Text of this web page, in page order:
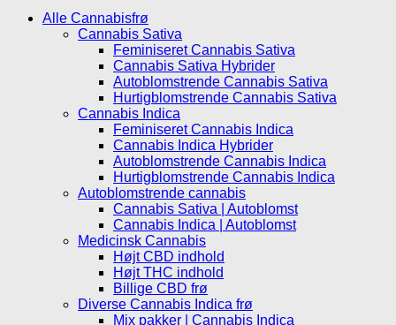
Alle Cannabisfrø
Cannabis Sativa
Feminiseret Cannabis Sativa
Cannabis Sativa Hybrider
Autoblomstrende Cannabis Sativa
Hurtigblomstrende Cannabis Sativa
Cannabis Indica
Feminiseret Cannabis Indica
Cannabis Indica Hybrider
Autoblomstrende Cannabis Indica
Hurtigblomstrende Cannabis Indica
Autoblomstrende cannabis
Cannabis Sativa | Autoblomst
Cannabis Indica | Autoblomst
Medicinsk Cannabis
Højt CBD indhold
Højt THC indhold
Billige CBD frø
Diverse Cannabis Indica frø
Mix pakker | Cannabis Indica